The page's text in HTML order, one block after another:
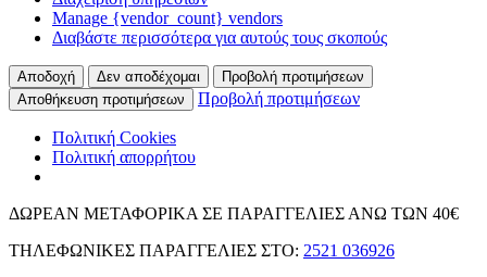
Manage {vendor_count} vendors
Διαβάστε περισσότερα για αυτούς τους σκοπούς
Αποδοχή Δεν αποδέχομαι
Προβολή προτιμήσεων
Αποθήκευση προτιμήσεων
Προβολή προτιμήσεων
Πολιτική Cookies
Πολιτική απορρήτου
Skip
content
ΔΩΡΕΑΝ ΜΕΤΑΦΟΡΙΚΑ ΣΕ ΠΑΡΑΓΓΕΛΙΕΣ ΑΝΩ ΤΩΝ 40€
ΤΗΛΕΦΩΝΙΚΕΣ ΠΑΡΑΓΓΕΛΙΕΣ ΣΤΟ: 2521 036926